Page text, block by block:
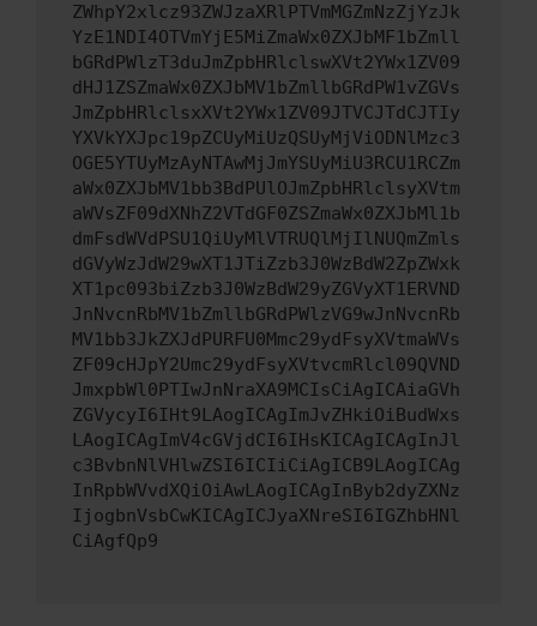
ZWhpY2xlcz93ZWJzaXRlPTVmMGZmNzZjYzJk
YzE1NDI4OTVmYjE5MiZmaWx0ZXJbMF1bZmll
bGRdPWlzT3duJmZpbHRlclswXVt2YWx1ZV09
dHJ1ZSZmaWx0ZXJbMV1bZmllbGRdPW1vZGVs
JmZpbHRlclsxXVt2YWx1ZV09JTVCJTdCJTIy
YXVkYXJpc19pZCUyMiUzQSUyMjViODNlMzc3
OGE5YTUyMzAyNTAwMjJmYSUyMiU3RCU1RCZm
aWx0ZXJbMV1bb3BdPUlOJmZpbHRlclsyXVtm
aWVsZF09dXNhZ2VTdGF0ZSZmaWx0ZXJbMl1b
dmFsdWVdPSU1QiUyMlVTRUQlMjIlNUQmZmls
dGVyWzJdW29wXT1JTiZzb3J0WzBdW2ZpZWxk
XT1pc093biZzb3J0WzBdW29yZGVyXT1ERVND
JnNvcnRbMV1bZmllbGRdPWlzVG9wJnNvcnRb
MV1bb3JkZXJdPURFU0Mmc29ydFsyXVtmaWVs
ZF09cHJpY2Umc29ydFsyXVtvcmRlcl09QVND
JmxpbWl0PTIwJnNraXA9MCIsCiAgICAiaGVh
ZGVycyI6IHt9LAogICAgImJvZHkiOiBudWxs
LAogICAgImV4cGVjdCI6IHsKICAgICAgInJl
c3BvbnNlVHlwZSI6ICIiCiAgICB9LAogICAg
InRpbWVvdXQiOiAwLAogICAgInByb2dyZXNz
IjogbnVsbCwKICAgICJyaXNreSI6IGZhbHNl
CiAgfQp9